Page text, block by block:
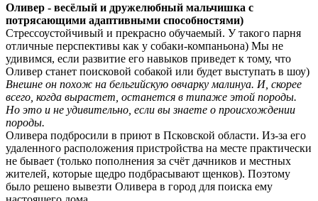
Оливер - весёлый и дружелюбный мальчишка с
потрясающими адаптивными способностями)
Стрессоустойчивый и прекрасно обучаемый. У такого парня
отличные перспективы как у собаки-компаньона) Мы не
удивимся, если развитие его навыков приведет к тому, что
Оливер станет поисковой собакой или будет выступать в шоу)
Внешне он похож на бельгийскую овчарку малинуа. И, скорее
всего, когда вырастет, останется в типаже этой породы.
Но это и не удивительно, если вы знаете о происхождении
породы.
Оливера подбросили в приют в Псковской области. Из-за его
удаленного расположения пристройства на месте практически
не бывает (только пополнения за счёт дачников и местных
жителей, которые щедро подбрасывают щенков). Поэтому
было решено вывезти Оливера в город для поиска ему